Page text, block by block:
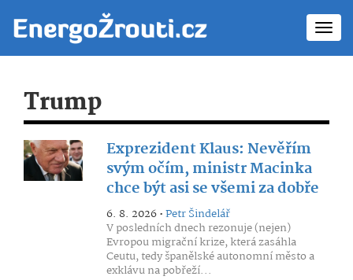
Trump
Exprezident Klaus: Nevěřím
svým očím, ministr Macinka
chce být asi se všemi za dobře
6. 8. 2026 •Petr Šindelář
V posledních dnech rezonuje (nejen)
Evropou migrační krize, která zasáhla
Ceutu, tedy španělské autonomní město a
exklávu na pobřeží...